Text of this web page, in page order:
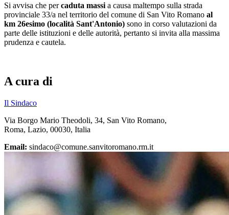
Si avvisa che percaduta massi a causa maltempo sulla strada
provinciale 33/a nel territorio del comune di San Vito Romano al
km 26esimo (località Sant'Antonio) sono in corso valutazioni da
parte delle istituzioni e delle autorità, pertanto si invita alla massima
prudenza e cautela.
A cura di
Il Sindaco
Via Borgo Mario Theodoli, 34, San Vito Romano,
Roma, Lazio, 00030, Italia
Email: sindaco@comune.sanvitoromano.rm.it